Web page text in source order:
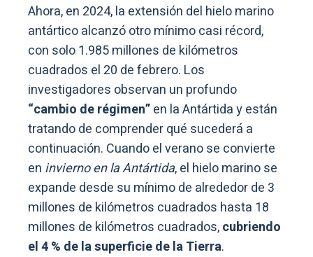
Ahora, en 2024, la extensión del hielo marino
antártico alcanzó otro mínimo casi récord,
con solo 1.985 millones de kilómetros
cuadrados el 20 de febrero. Los
investigadores observan un profundo
“cambio de régimen”en la Antártida y están
tratando de comprender qué sucederá a
continuación. Cuando el verano se convierte
en invierno en la Antártida, el hielo marino se
expande desde su mínimo de alrededor de 3
millones de kilómetros cuadrados hasta 18
millones de kilómetros cuadrados,cubriendo
el 4 % de la superficie de la Tierra.